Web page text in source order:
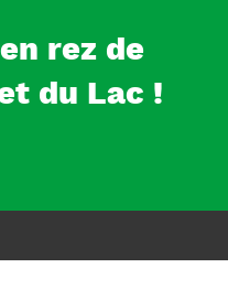
rez de
du Lac !